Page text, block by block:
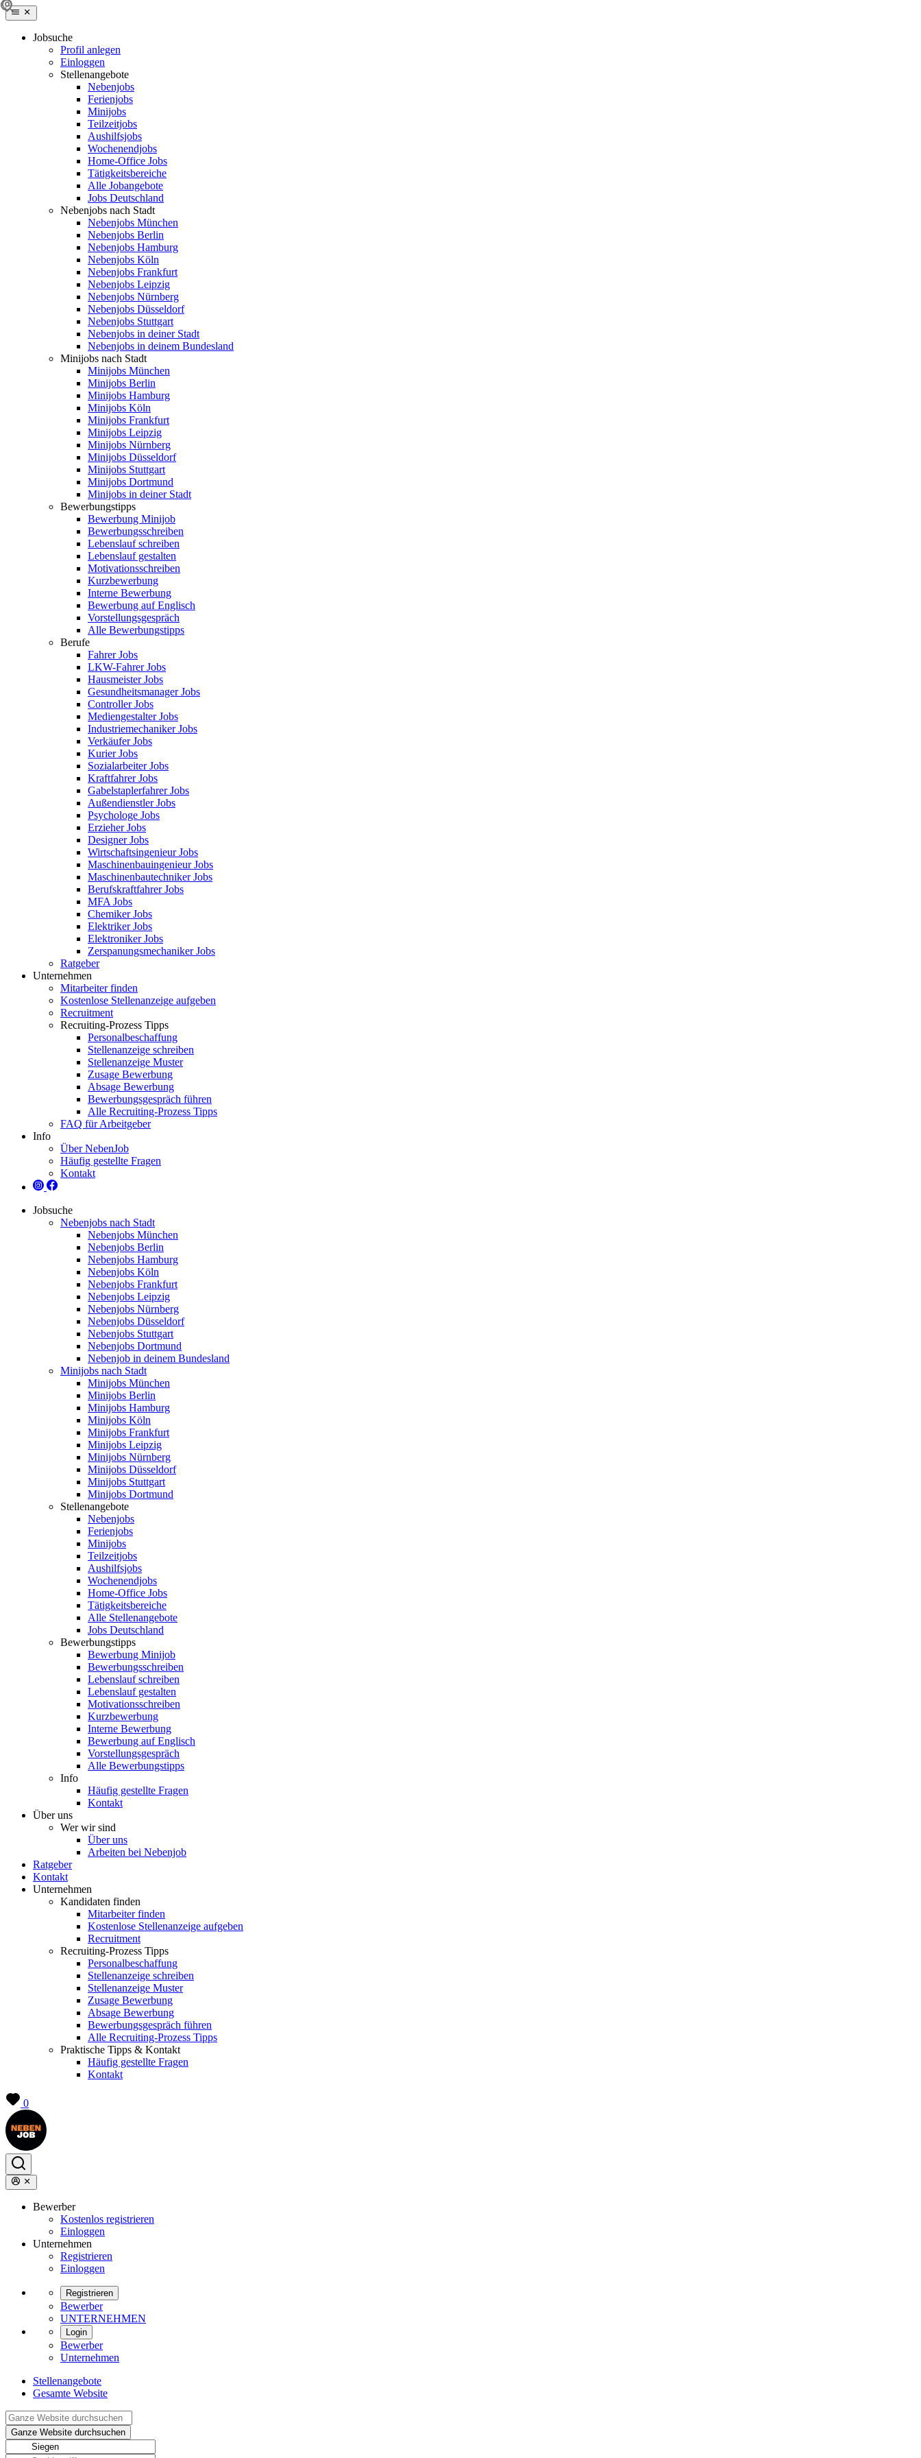
Jobsuche
Profil anlegen
Einloggen
Stellenangebote
Nebenjobs
Ferienjobs
Minijobs
Teilzeitjobs
Aushilfsjobs
Wochenendjobs
Home-Office Jobs
Tätigkeitsbereiche
Alle Jobangebote
Jobs Deutschland
Nebenjobs nach Stadt
Nebenjobs München
Nebenjobs Berlin
Nebenjobs Hamburg
Nebenjobs Köln
Nebenjobs Frankfurt
Nebenjobs Leipzig
Nebenjobs Nürnberg
Nebenjobs Düsseldorf
Nebenjobs Stuttgart
Nebenjobs in deiner Stadt
Nebenjobs in deinem Bundesland
Minijobs nach Stadt
Minijobs München
Minijobs Berlin
Minijobs Hamburg
Minijobs Köln
Minijobs Frankfurt
Minijobs Leipzig
Minijobs Nürnberg
Minijobs Düsseldorf
Minijobs Stuttgart
Minijobs Dortmund
Minijobs in deiner Stadt
Bewerbungstipps
Bewerbung Minijob
Bewerbungsschreiben
Lebenslauf schreiben
Lebenslauf gestalten
Motivationsschreiben
Kurzbewerbung
Interne Bewerbung
Bewerbung auf Englisch
Vorstellungsgespräch
Alle Bewerbungstipps
Berufe
Fahrer Jobs
LKW-Fahrer Jobs
Hausmeister Jobs
Gesundheitsmanager Jobs
Controller Jobs
Mediengestalter Jobs
Industriemechaniker Jobs
Verkäufer Jobs
Kurier Jobs
Sozialarbeiter Jobs
Kraftfahrer Jobs
Gabelstaplerfahrer Jobs
Außendienstler Jobs
Psychologe Jobs
Erzieher Jobs
Designer Jobs
Wirtschaftsingenieur Jobs
Maschinenbauingenieur Jobs
Maschinenbautechniker Jobs
Berufskraftfahrer Jobs
MFA Jobs
Chemiker Jobs
Elektriker Jobs
Elektroniker Jobs
Zerspanungsmechaniker Jobs
Ratgeber
Unternehmen
Mitarbeiter finden
Kostenlose Stellenanzeige aufgeben
Recruitment
Recruiting-Prozess Tipps
Personalbeschaffung
Stellenanzeige schreiben
Stellenanzeige Muster
Zusage Bewerbung
Absage Bewerbung
Bewerbungsgespräch führen
Alle Recruiting-Prozess Tipps
FAQ für Arbeitgeber
Info
Über NebenJob
Häufig gestellte Fragen
Kontakt
Jobsuche
Nebenjobs nach Stadt
Nebenjobs München
Nebenjobs Berlin
Nebenjobs Hamburg
Nebenjobs Köln
Nebenjobs Frankfurt
Nebenjobs Leipzig
Nebenjobs Nürnberg
Nebenjobs Düsseldorf
Nebenjobs Stuttgart
Nebenjobs Dortmund
Nebenjob in deinem Bundesland
Minijobs nach Stadt
Minijobs München
Minijobs Berlin
Minijobs Hamburg
Minijobs Köln
Minijobs Frankfurt
Minijobs Leipzig
Minijobs Nürnberg
Minijobs Düsseldorf
Minijobs Stuttgart
Minijobs Dortmund
Stellenangebote
Nebenjobs
Ferienjobs
Minijobs
Teilzeitjobs
Aushilfsjobs
Wochenendjobs
Home-Office Jobs
Tätigkeitsbereiche
Alle Stellenangebote
Jobs Deutschland
Bewerbungstipps
Bewerbung Minijob
Bewerbungsschreiben
Lebenslauf schreiben
Lebenslauf gestalten
Motivationsschreiben
Kurzbewerbung
Interne Bewerbung
Bewerbung auf Englisch
Vorstellungsgespräch
Alle Bewerbungstipps
Info
Häufig gestellte Fragen
Kontakt
Über uns
Wer wir sind
Über uns
Arbeiten bei Nebenjob
Ratgeber
Kontakt
Unternehmen
Kandidaten finden
Mitarbeiter finden
Kostenlose Stellenanzeige aufgeben
Recruitment
Recruiting-Prozess Tipps
Personalbeschaffung
Stellenanzeige schreiben
Stellenanzeige Muster
Zusage Bewerbung
Absage Bewerbung
Bewerbungsgespräch führen
Alle Recruiting-Prozess Tipps
Praktische Tipps & Kontakt
Häufig gestellte Fragen
Kontakt
0
Bewerber
Kostenlos registrieren
Einloggen
Unternehmen
Registrieren
Einloggen
Registrieren
Bewerber
UNTERNEHMEN
Login
Bewerber
Unternehmen
Stellenangebote
Gesamte Website